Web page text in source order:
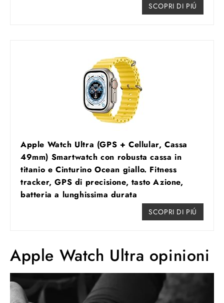
SCOPRI DI PIÚ
Apple Watch Ultra (GPS + Cellular, Cassa
49mm) Smartwatch con robusta cassa in
titanio e Cinturino Ocean giallo. Fitness
tracker, GPS di precisione, tasto Azione,
batteria a lunghissima durata
SCOPRI DI PIÚ
Apple Watch Ultra opinioni